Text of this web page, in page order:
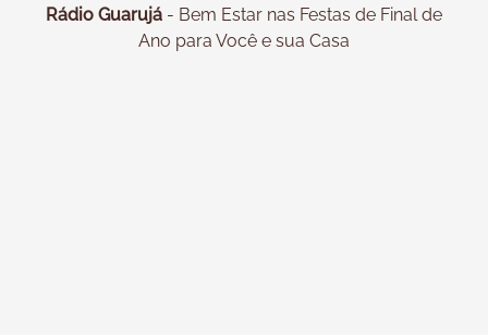
Rádio Guarujá - Bem Estar nas Festas de Final de
Ano para Você e sua Casa